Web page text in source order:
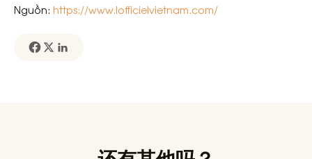
Nguồn: https://www.lofficielvietnam.com/